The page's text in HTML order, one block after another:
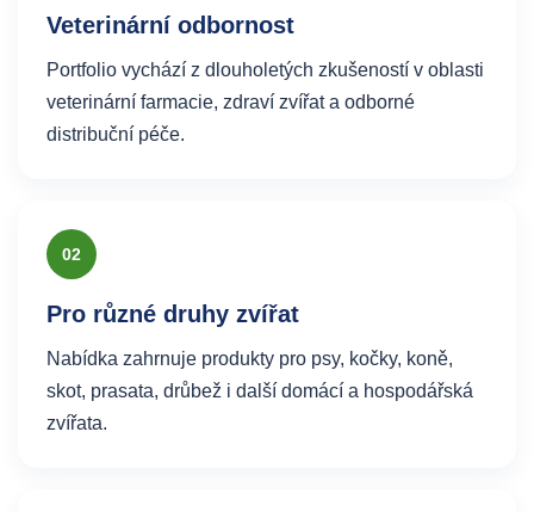
Veterinární odbornost
Portfolio vychází z dlouholetých zkušeností v oblasti
veterinární farmacie, zdraví zvířat a odborné
distribuční péče.
02
Pro různé druhy zvířat
Nabídka zahrnuje produkty pro psy, kočky, koně,
skot, prasata, drůbež i další domácí a hospodářská
zvířata.